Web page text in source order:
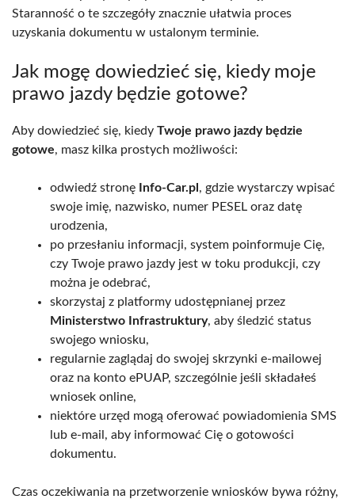
Staranność o te szczegóły znacznie ułatwia proces
uzyskania dokumentu w ustalonym terminie.
Jak mogę dowiedzieć się, kiedy moje
prawo jazdy będzie gotowe?
Aby dowiedzieć się, kiedy Twoje prawo jazdy będzie
gotowe, masz kilka prostych możliwości:
odwiedź stronę Info-Car.pl , gdzie wystarczy wpisać
swoje imię, nazwisko, numer PESEL oraz datę
urodzenia,
po przesłaniu informacji, system poinformuje Cię,
czy Twoje prawo jazdy jest w toku produkcji, czy
można je odebrać,
skorzystaj z platformy udostępnianej przez
Ministerstwo Infrastruktury, aby śledzić status
swojego wniosku,
regularnie zaglądaj do swojej skrzynki e-mailowej
oraz na konto ePUAP, szczególnie jeśli składałeś
wniosek online,
niektóre urzęd mogą oferować powiadomienia SMS
lub e-mail, aby informować Cię o gotowości
dokumentu.
Czas oczekiwania na przetworzenie wniosków bywa różny,